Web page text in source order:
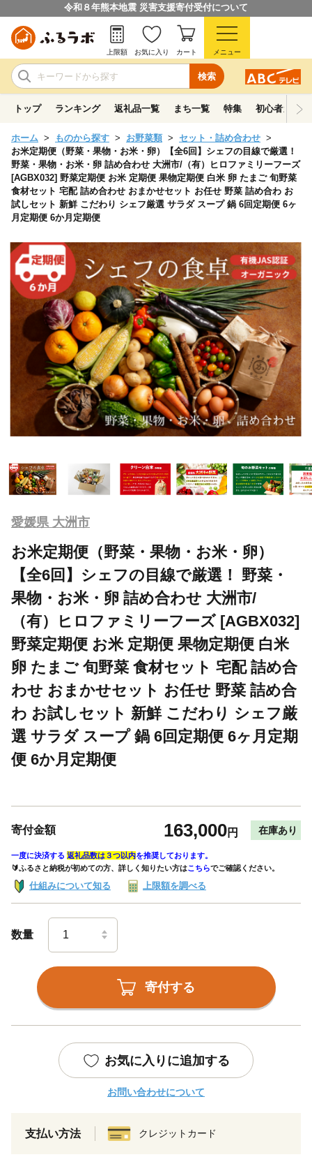
令和８年熊本地震 災害支援寄付受付について
検索
上限額 お気に入り カート メニュー
トップ ランキング 返礼品一覧 まち一覧 特集 初心者ガイド
ホーム ものから探す お野菜類
セット・詰め合わせ
お米定期便（野菜・果物・お米・卵）【全6回】シェフの目線で厳選！
野菜・果物・お米・卵 詰め合わせ 大洲市/（有）ヒロファミリーフーズ
[AGBX032] 野菜定期便 お米 定期便 果物定期便 白米 卵 たまご 旬野菜
食材セット 宅配 詰め合わせ おまかせセット お任せ 野菜 詰め合わ お
試しセット 新鮮 こだわり シェフ厳選 サラダ スープ 鍋 6回定期便 6ヶ
月定期便 6か月定期便
愛媛県 大洲市
お米定期便（野菜・果物・お米・卵）
【全6回】シェフの目線で厳選！ 野菜・
果物・お米・卵 詰め合わせ 大洲市/
（有）ヒロファミリーフーズ [AGBX032]
野菜定期便 お米 定期便 果物定期便 白米
卵 たまご 旬野菜 食材セット 宅配 詰め合
わせ おまかせセット お任せ 野菜 詰め合
わ お試しセット 新鮮 こだわり シェフ厳
選 サラダ スープ 鍋 6回定期便 6ヶ月定期
便 6か月定期便
寄付金額 163,000円 在庫あり
一度に決済する 返礼品数は３つ以内を推奨しております。
🔰ふるさと納税が初めての方、詳しく知りたい方はこちらでご確認ください。
仕組みについて知る 上限額を調べる
数量
寄付する
お気に入りに追加する
お問い合わせについて
支払い方法 クレジットカード